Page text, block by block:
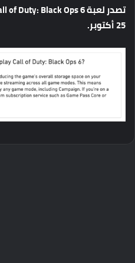
تصدرلعبة
25أكتوبر.